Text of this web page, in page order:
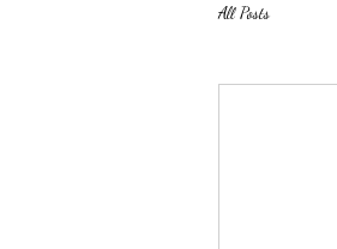
All Posts